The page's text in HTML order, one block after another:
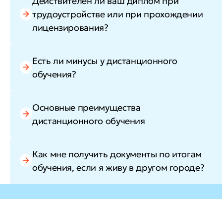
трудоустройстве или при прохождении
лицензирования?
Есть ли минусы у дистанционного
обучения?
Основные преимущества
дистанционного обучения
Как мне получить документы по итогам
обучения, если я живу в другом городе?